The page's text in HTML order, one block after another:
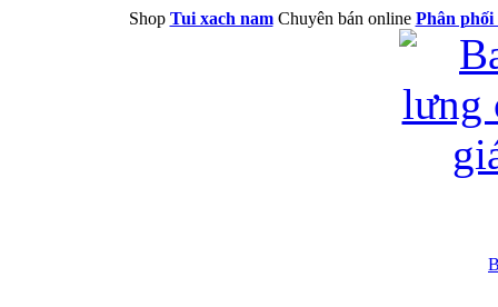
Shop Tui xach namChuyên bán online Phân phối